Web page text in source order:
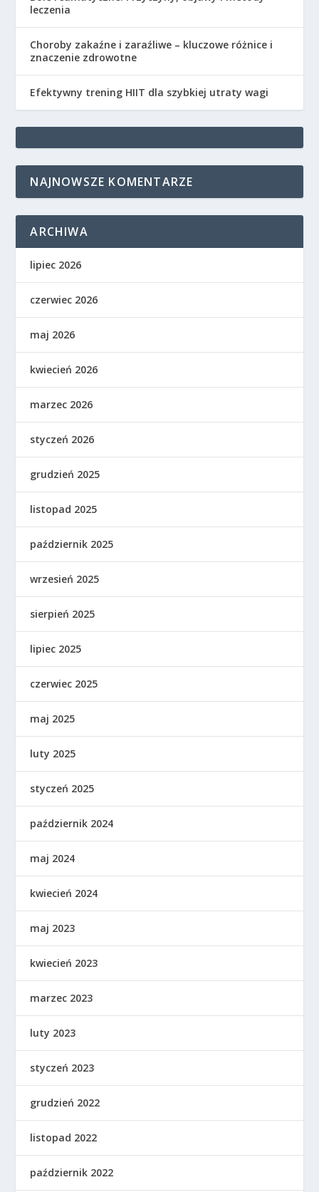
leczenia
Choroby zakaźne i zaraźliwe – kluczowe różnice i
znaczenie zdrowotne
Efektywny trening HIIT dla szybkiej utraty wagi
NAJNOWSZE KOMENTARZE
ARCHIWA
lipiec 2026
czerwiec 2026
maj 2026
kwiecień 2026
marzec 2026
styczeń 2026
grudzień 2025
listopad 2025
październik 2025
wrzesień 2025
sierpień 2025
lipiec 2025
czerwiec 2025
maj 2025
luty 2025
styczeń 2025
październik 2024
maj 2024
kwiecień 2024
maj 2023
kwiecień 2023
marzec 2023
luty 2023
styczeń 2023
grudzień 2022
listopad 2022
październik 2022